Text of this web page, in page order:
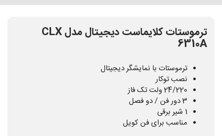
ترموستات کلایماست دیجیتال مدل CLX
6310A
ترموستات با نمایشگر دیجیتال
نصب توکار
24/220 ولت تک فاز
3 دور فن / دو فصل
1 شیر برقی
مناسب برای فن کویل